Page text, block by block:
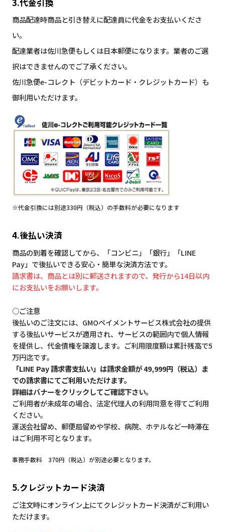
3.代金引換
商品配達時商品と引き替えに配達員に代金をお支払いくださ
い。
配達業者は佐川急便もしくは日本郵便になります。業者のご選
択はできませんのでご了承ください。
佐川急便e-コレクト（デビットカード・クレジットカード）も
御利用いただけます。
※代金引換には別途330円（税込）の手数料が必要になります
4.後払い決済
商品の到着を確認してから、「コンビニ」「銀行」「LINE
Pay」で後払いできる安心・簡単な決済方法です。
請求書は、商品とは別に郵送されますので、発行から14日以内
にお支払いをお願いします。
○ご注意
後払いのご注文には、GMOペイメントサービス株式会社の提供
する後払いサービスが適用され、サービスの範囲内で個人情報
を提供し、代金債権を譲渡します。ご利用限度額は累計残高で5
万円迄です。
「LINE Pay 請求書支払い」は請求金額が 49,999円（税込）ま
での請求書にてご利用いただけます。
詳細はバナーをクリックしてご確認下さい。
ご利用者が未成年の場合、法定代理人の利用同意を得てご利用
ください。
運送会社留め、郵便局留めや学校、病院、ホテルなど一時滞在
はご利用不可となります。
事務手数料 370円（税込）が別途必要となります。
5.クレジットカード決済
ご注文時にオンライン上にてクレジットカード決済がご利用い
ただけます。